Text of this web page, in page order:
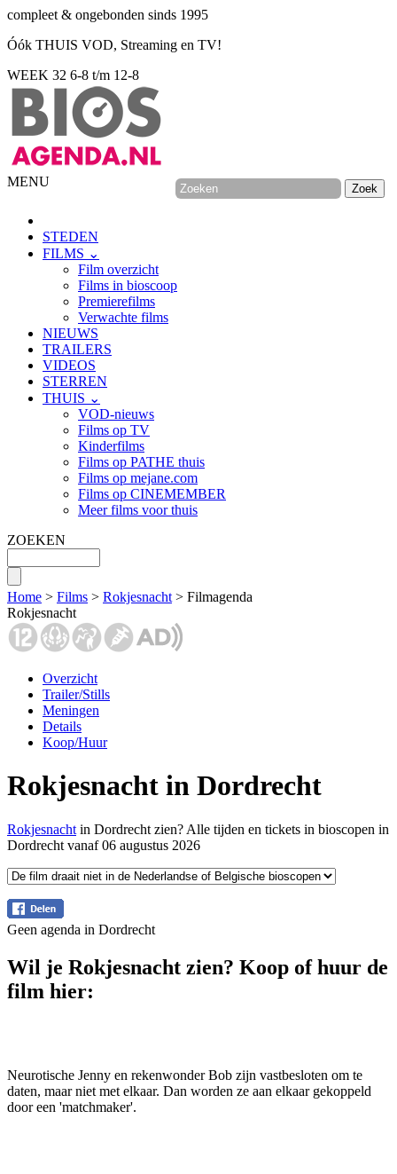
compleet & ongebonden sinds 1995
Óók THUIS VOD, Streaming en TV!
WEEK 32 6-8 t/m 12-8
MENU
STEDEN
FILMS ⌄
Film overzicht
Films in bioscoop
Premierefilms
Verwachte films
NIEUWS
TRAILERS
VIDEOS
STERREN
THUIS ⌄
VOD-nieuws
Films op TV
Kinderfilms
Films op PATHE thuis
Films op mejane.com
Films op CINEMEMBER
Meer films voor thuis
ZOEKEN
Home > Films > Rokjesnacht > Filmagenda
Rokjesnacht
Overzicht
Trailer/Stills
Meningen
Details
Koop/Huur
Rokjesnacht in Dordrecht
Rokjesnacht in Dordrecht zien? Alle tijden en tickets in bioscopen in
Dordrecht vanaf 06 augustus 2026
Geen agenda in Dordrecht
Wil je Rokjesnacht zien? Koop of huur de
film hier:
Neurotische Jenny en rekenwonder Bob zijn vastbesloten om te
daten, maar niet met elkaar. Dan worden ze aan elkaar gekoppeld
door een 'matchmaker'.